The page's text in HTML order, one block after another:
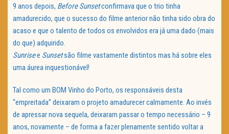
9 anos depois, Before Sunsetconfirmava que o trio tinha
amadurecido, que o sucesso do filme anterior não tinha sido obra do
acaso e que o talento de todos os envolvidos era já uma dado (mais
do que) adquirido.
Sunrisee Sunsetsão filme vastamente distintos mas há sobre eles
uma áurea inquestionável!
Tal como um BOM Vinho do Porto, os responsáveis desta
“empreitada” deixaram o projeto amadurecer calmamente. Ao invés
de apressar nova sequela, deixaram passar o tempo necessário – 9
anos, novamente – de forma a fazer plenamente sentido voltar a